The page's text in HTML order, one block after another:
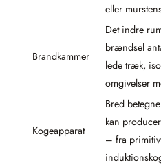
eller
Brandkammer
Det indre
brændsel
lede træk,
omgivelser
Kogeapparat
Bred
kan
– fra